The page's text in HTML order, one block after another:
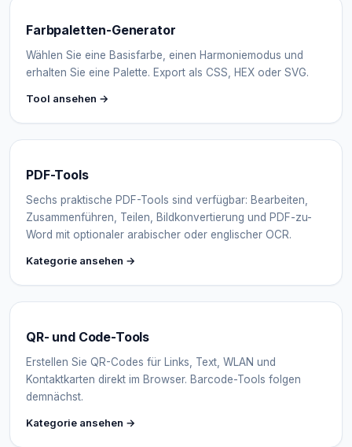
Farbpaletten-Generator
Wählen Sie eine Basisfarbe, einen Harmoniemodus und
erhalten Sie eine Palette. Export als CSS, HEX oder SVG.
Tool ansehen →
PDF-Tools
Sechs praktische PDF-Tools sind verfügbar: Bearbeiten,
Zusammenführen, Teilen, Bildkonvertierung und PDF-zu-
Word mit optionaler arabischer oder englischer OCR.
Kategorie ansehen →
QR- und Code-Tools
Erstellen Sie QR-Codes für Links, Text, WLAN und
Kontaktkarten direkt im Browser. Barcode-Tools folgen
demnächst.
Kategorie ansehen →